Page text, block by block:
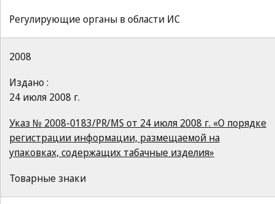
Регулирующие органы в области ИС
2008
Издано :
24 июля 2008 г.
Указ № 2008-0183/PR/MS от 24 июля 2008 г. «О порядке
регистрации информации, размещаемой на
упаковках, содержащих табачные изделия»
Товарные знаки